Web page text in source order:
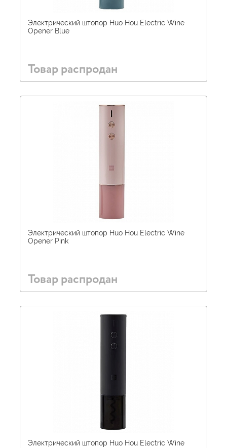
Электрический штопор Huo Hou Electric Wine
Opener Blue
Товар распродан
Электрический штопор Huo Hou Electric Wine
Opener Pink
Товар распродан
Электрический штопор Huo Hou Electric Wine